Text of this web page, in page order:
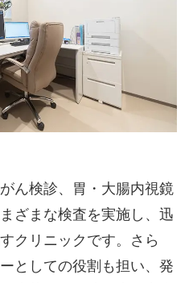
ん検診、胃・大腸内視鏡
ざまな検査を実施し、迅
クリニックです。さら
としての役割も担い、発